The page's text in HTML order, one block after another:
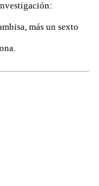
más un sexto